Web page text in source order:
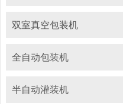
双室真空包装机
全自动包装机
半自动灌装机